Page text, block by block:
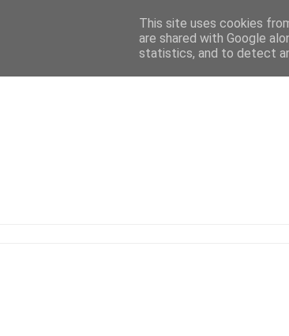
This site uses cookies
are shared with Google
statistics, and to detect